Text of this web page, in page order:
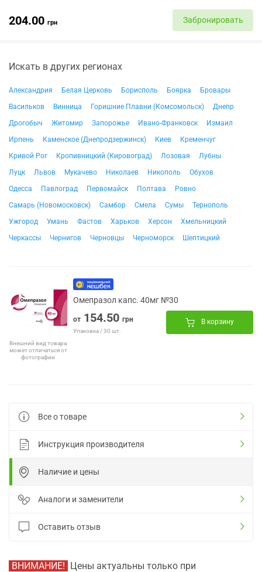
204.00 грн Забронировать
Искать в других регионах
Александрия Белая Церковь Борисполь Боярка
Бровары
Васильков
Винница Горишние Плавни (Комсомольск)
Днепр
Дрогобыч
Житомир Запорожье Ивано-Франковск
Измаил
Ирпень
Каменское (Днепродзержинск) Киев
Кременчуг
Кривой Рог
Кропивницкий (Кировоград) Лозовая
Лубны
Луцк
Львов Мукачево Николаев Никополь
Обухов
Одесса
Павлоград Первомайск Полтава
Ровно
Самарь (Новомосковск)
Самбор Смела Сумы
Тернополь
Ужгород
Умань Фастов Харьков Херсон
Хмельницкий
Черкассы
Чернигов Черновцы Черноморск Шептицкий
Внешний вид товара
может отличаться от
фотографии
Омепразол капс. 40мг №30
от 154.50 грн
Упаковка / 30 шт.
В корзину
Все о товаре
Инструкция производителя
Наличие и цены
Аналоги и заменители
Оставить отзыв
ВНИМАНИЕ! Цены актуальны только при